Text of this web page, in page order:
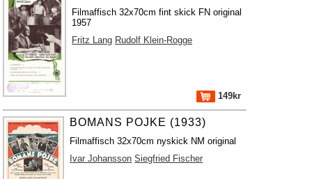
Filmaffisch 32x70cm fint skick FN original
1957
Fritz Lang Rudolf Klein-Rogge
149kr
BOMANS POJKE (1933)
Filmaffisch 32x70cm nyskick NM original
Ivar Johansson Siegfried Fischer